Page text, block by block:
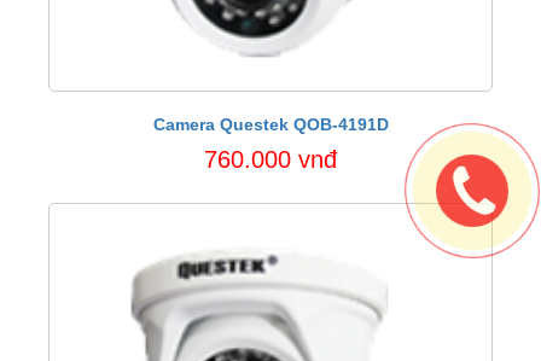
Camera Questek QOB-4191D
760.000 vnđ